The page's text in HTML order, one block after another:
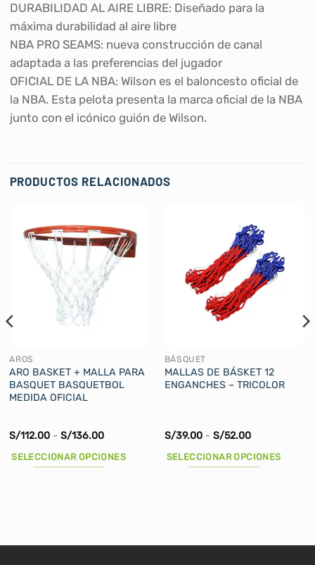
DURABILIDAD AL AIRE LIBRE: Diseñado para la
máxima durabilidad al aire libre
NBA PRO SEAMS: nueva construcción de canal
adaptada a las preferencias del jugador
OFICIAL DE LA NBA: Wilson es el baloncesto oficial de
la NBA. Esta pelota presenta la marca oficial de la NBA
junto con el icónico guión de Wilson.
PRODUCTOS RELACIONADOS
AROS
ARO BASKET + MALLA PARA
BASQUET BASQUETBOL
MEDIDA OFICIAL
S/112.00 - S/136.00Rango
precios:
desde
SELECCIONAR OPCIONES
BÁSQUET
MALLAS DE BÁSKET 12
ENGANCHES – TRICOLOR
S/39.00 - S/52.00Rango
precios:
desde
SELECCIONAR OPCIONES